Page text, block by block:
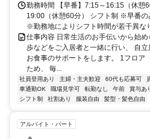
勤務時間 【早番】7:15～16:15（休憩
19:00（休憩60分） シフト制 ※早番
※勤務地によりシフト時間が若干異な
仕事内容 日常生活のお手伝いから始
歩などをご入居者と一緒に行い、 自立
お食事のサポートをします。 1フロア
ため、 毎...
社員登用あり 主婦・主夫歓迎 60代も応募可
車通勤OK
職場見学可 転勤なし 午前 賞与あ
シフト制
社割あり 服装自由 髪型・髪色自由
アルバイト・パート